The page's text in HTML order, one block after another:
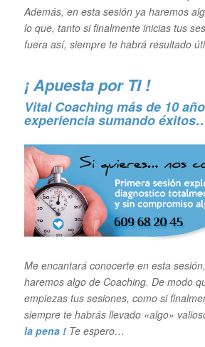
Además, en esta sesión ya haremos
lo que, tanto si finalmente inicias tus
fuera así, siempre te habrá resultado
¡ Apuesta por TI !
Vital Coaching más de 10
experiencia sumando
Me encantará conocerte en esta
haremos algo de Coaching. De modo
empiezas tus sesiones, como si
siempre te habrás llevado «algo»
la pena ! Te espero…